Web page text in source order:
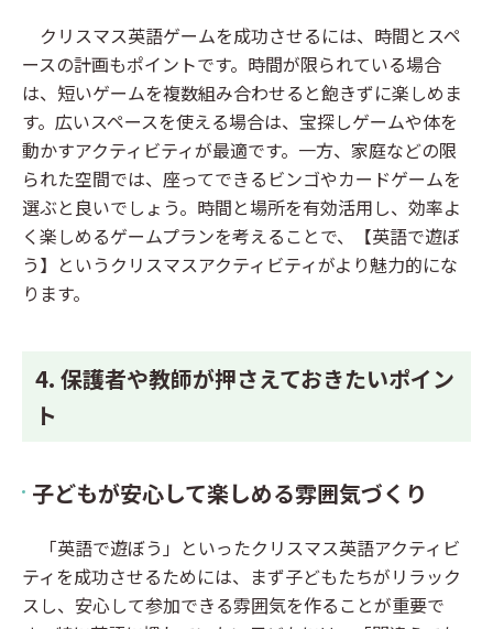
クリスマス英語ゲームを成功させるには、時間とスペ
ースの計画もポイントです。時間が限られている場合
は、短いゲームを複数組み合わせると飽きずに楽しめま
す。広いスペースを使える場合は、宝探しゲームや体を
動かすアクティビティが最適です。一方、家庭などの限
られた空間では、座ってできるビンゴやカードゲームを
選ぶと良いでしょう。時間と場所を有効活用し、効率よ
く楽しめるゲームプランを考えることで、【英語で遊ぼ
う】というクリスマスアクティビティがより魅力的にな
ります。
4. 保護者や教師が押さえておきたいポイン
ト
子どもが安心して楽しめる雰囲気づくり
「英語で遊ぼう」といったクリスマス英語アクティビ
ティを成功させるためには、まず子どもたちがリラック
スし、安心して参加できる雰囲気を作ることが重要で